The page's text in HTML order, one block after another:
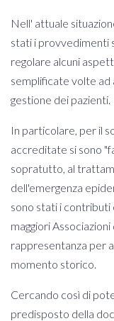
Nell' attuale
stati i provvedimenti
regolare alcuni
semplificate volte ad
gestione dei pazienti.
In particolare, per il
accreditate si sono
sopratutto, al
dell'emergenza
sono stati i contributi
maggiori
rappresentanza per
momento storico.
Cercando così di
predisposto della